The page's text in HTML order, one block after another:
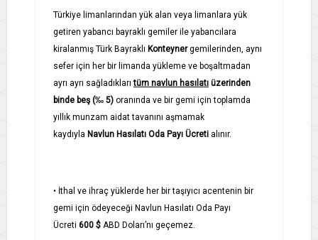
Türkiye limanlarından yük alan veya limanlara yük
getiren yabancı bayraklı gemiler ile yabancılara
kiralanmış Türk Bayraklı Konteyner gemilerinden, aynı
sefer için her bir limanda yükleme ve boşaltmadan
ayrı ayrı sağladıkları tüm navlun hasılatı üzerinden
binde beş (‰ 5) oranında ve bir gemi için toplamda
yıllık munzam aidat tavanını aşmamak
kaydıyla Navlun Hasılatı Oda Payı Ücreti alınır.
• İthal ve ihraç yüklerde her bir taşıyıcı acentenin bir
gemi için ödeyeceği Navlun Hasılatı Oda Payı
Ücreti 600 $ ABD Doları’nı geçemez.